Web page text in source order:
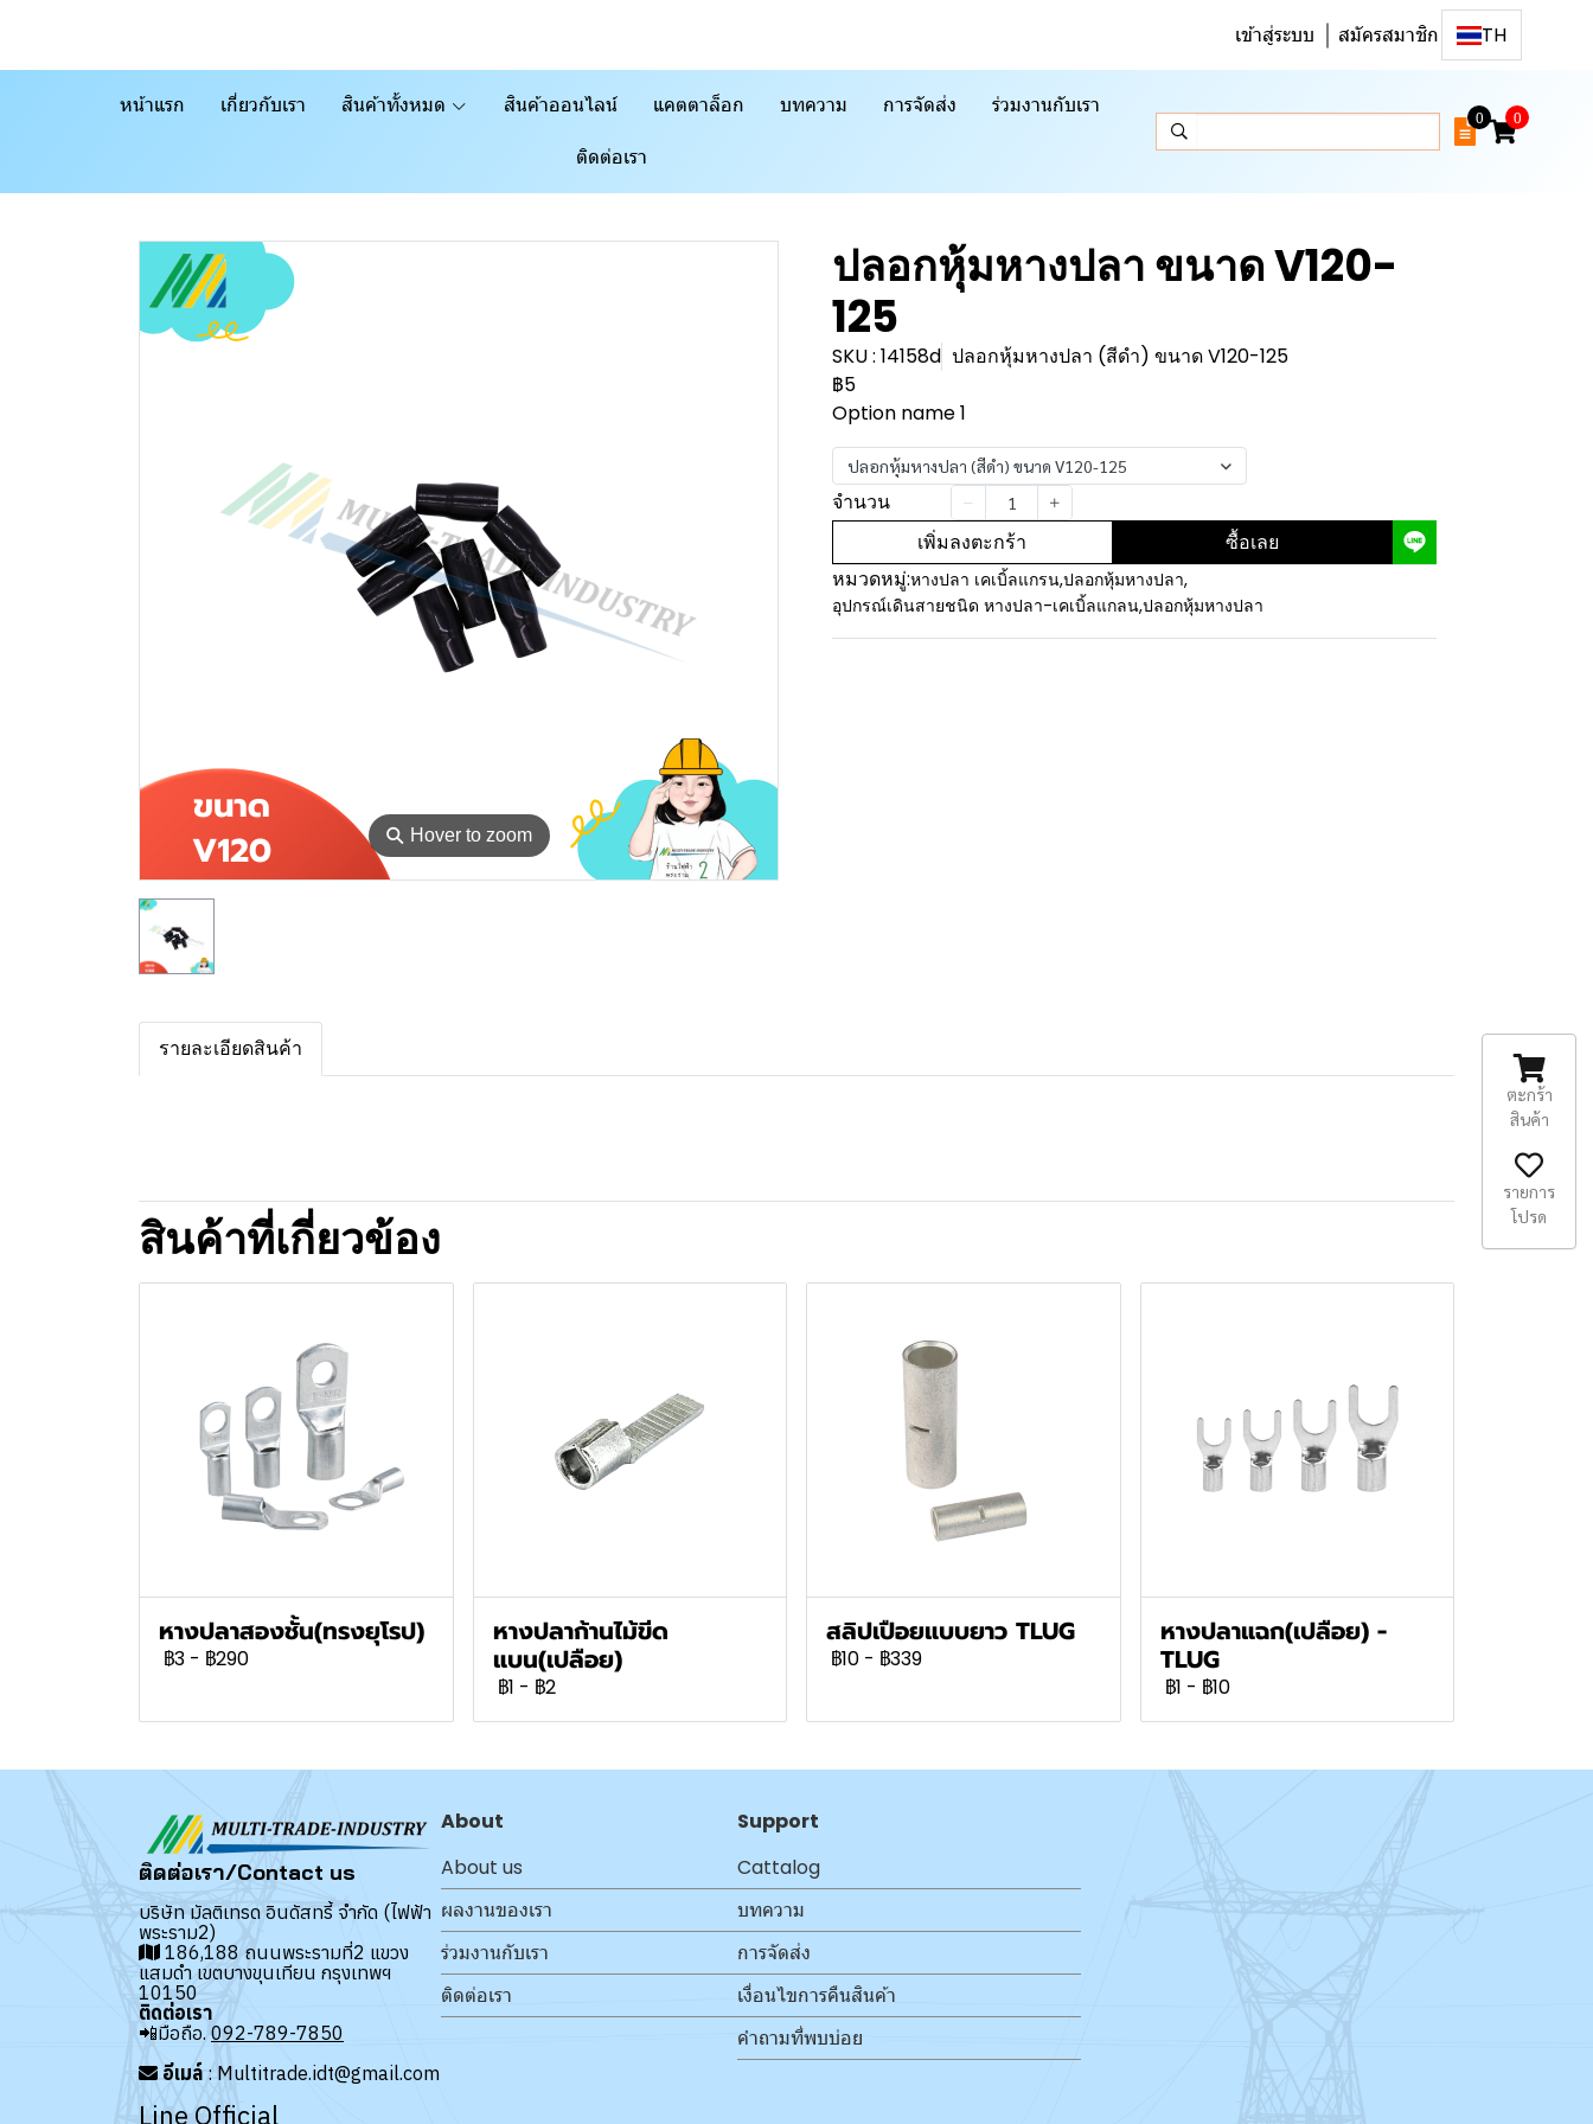
เข้าสู่ระบบ สมัครสมาชิก TH
หน้าแรก เกี่ยวกับเรา สินค้าทั้งหมด สินค้าออนไลน์ แคตตาล็อก บทความ การจัดส่ง ร่วมงานกับเรา
ติดต่อเรา
0 0
⚲ Hover to zoom
ปลอกหุ้มหางปลา ขนาด V120-
125
SKU : 14158d ปลอกหุ้มหางปลา (สีดำ) ขนาด V120-125
฿5
Option name 1
ปลอกหุ้มหางปลา (สีดำ) ขนาด V120-125
จำนวน
เพิ่มลงตะกร้า ซื้อเลย
หมวดหมู่:หางปลา เคเบิ้ลแกรน,ปลอกหุ้มหางปลา,
อุปกรณ์เดินสายชนิด หางปลา-เคเบิ้ลแกลน,ปลอกหุ้มหางปลา
รายละเอียดสินค้า
สินค้าที่เกี่ยวข้อง
หางปลาสองชั้น(ทรงยุโรป)
฿3 - ฿290
หางปลาก้านไม้ขีด
แบน(เปลือย)
฿1 - ฿2
สลิปเปือยแบบยาว TLUG
฿10 - ฿339
หางปลาแฉก(เปลือย) -
TLUG
฿1 - ฿10
ติดต่อเรา/Contact us
บริษัท มัลติเทรด อินดัสทรี้ จำกัด (ไฟฟ้า
พระราม2)
186,188 ถนนพระรามที่2 แขวง
แสมดำ เขตบางขุนเทียน กรุงเทพฯ
10150
ติดต่อเรา
📲มือถือ. 092-789-7850
อีเมล์ : Multitrade.idt@gmail.com
Line Official
About
About us
ผลงานของเรา
ร่วมงานกับเรา
ติดต่อเรา
Support
Cattalog
บทความ
การจัดส่ง
เงื่อนไขการคืนสินค้า
คำถามที่พบบ่อย
ตะกร้า
สินค้า
รายการ
โปรด